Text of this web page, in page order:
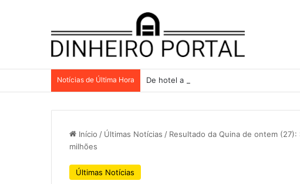
Notícias de Última Hora De hotel a galpões, TRX acelera
Início / Últimas Notícias / Resultado da Quina de ontem (27):
milhões
Últimas Notícias